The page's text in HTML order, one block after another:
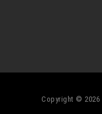
Copyright © 2026